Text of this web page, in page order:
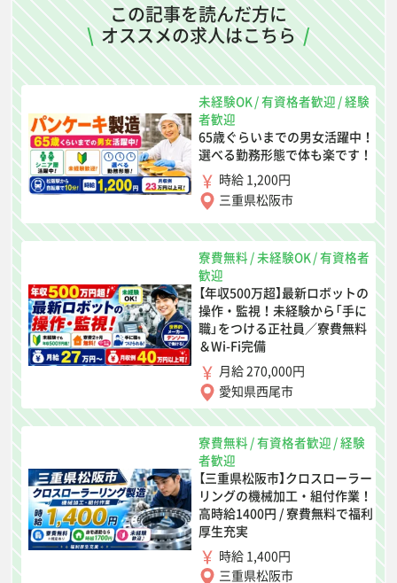
この記事を読んだ方に
\ オススメの求人はこちら /
未経験OK/有資格者歓迎 /経験
者歓迎
65歳ぐらいまでの男女活躍中！
選べる勤務形態で体も楽です！
時給 1,200円
三重県松阪市
寮費無料 /未経験OK/有資格者
歓迎
【年収500万超】最新ロボットの
操作・監視！未経験から「手に
職」をつける正社員／寮費無料
＆Wi-Fi完備
月給 270,000円
愛知県西尾市
寮費無料 /有資格者歓迎 /経験
者歓迎
【三重県松阪市】クロスローラー
リングの機械加工・組付作業！
高時給1400円 / 寮費無料で福利
厚生充実
時給 1,400円
三重県松阪市